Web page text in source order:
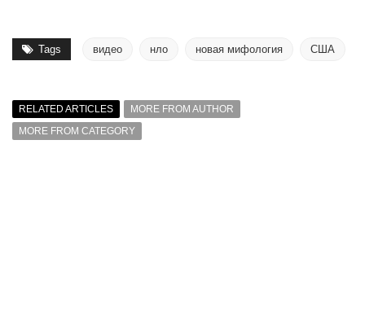
Tags видео нло новая мифология США
RELATED ARTICLES
MORE FROM AUTHOR
MORE FROM CATEGORY